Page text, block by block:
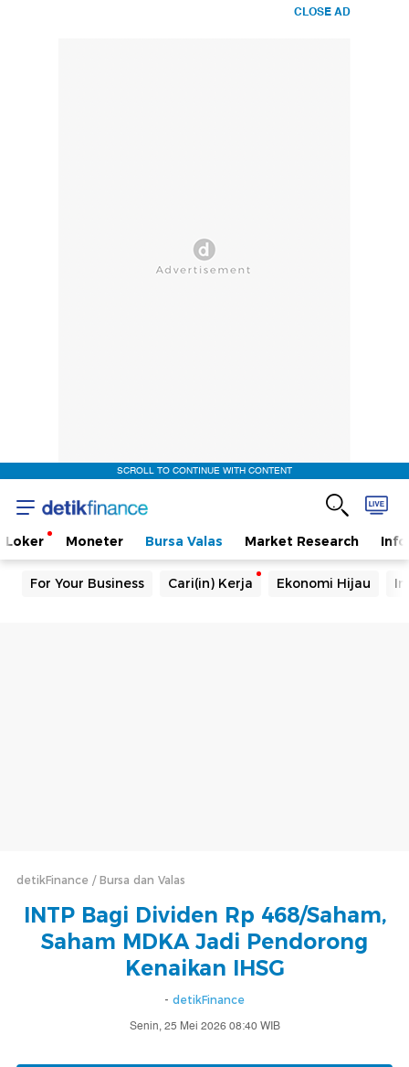
CLOSE AD
SCROLL TO CONTINUE WITH CONTENT
Loker Moneter Bursa Valas Market Research
For Your Business Cari(in) Kerja Ekonomi Hijau
detikFinance Bursa dan Valas
INTP Bagi Dividen Rp 468/Saham,
Saham MDKA Jadi Pendorong
Kenaikan IHSG
- detikFinance
Senin, 25 Mei 2026 08:40 WIB